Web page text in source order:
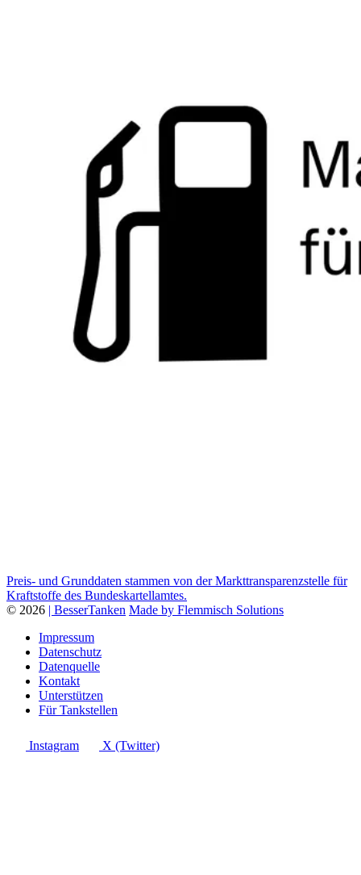
Preis- und Grunddaten stammen von der Markttransparenzstelle für
Kraftstoffe des Bundeskartellamtes.
© 2026 | BesserTanken Made by Flemmisch Solutions
Impressum
Datenschutz
Datenquelle
Kontakt
Unterstützen
Für Tankstellen
Instagram X (Twitter)